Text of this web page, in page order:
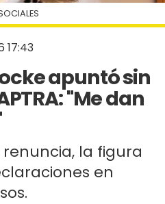
17:43
apuntó sin
"Me dan
la figura
en